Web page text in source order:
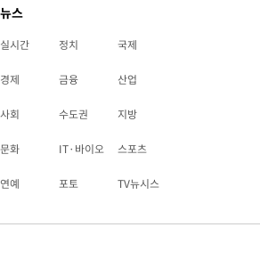
뉴스
실시간 정치 국제
경제 금융 산업
사회 수도권 지방
문화 IT·바이오 스포츠
연예 포토 TV뉴시스